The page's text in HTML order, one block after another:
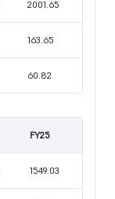
2001.65
163.65
60.82
FY25
1549.03